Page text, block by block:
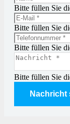
Bitte füllen Sie
Bitte füllen Sie
Bitte füllen Sie
Bitte füllen Sie
Nachricht